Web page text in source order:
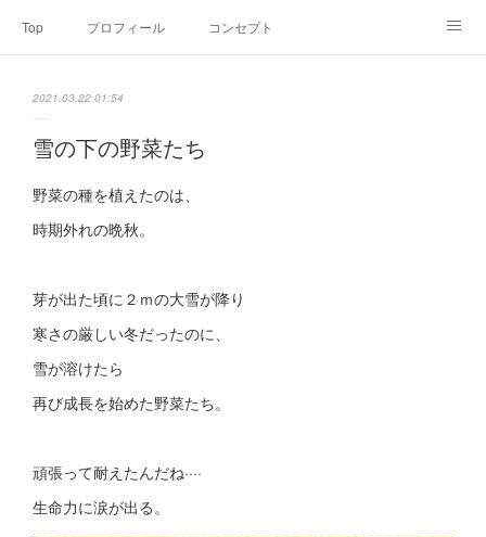
Top プロフィール コンセプト
SNS
2021.03.22 01:54
雪の下の野菜たち
野菜の種を植えたのは、
時期外れの晩秋。
芽が出た頃に２ｍの大雪が降り
寒さの厳しい冬だったのに、
雪が溶けたら
再び成長を始めた野菜たち。
頑張って耐えたんだね····
生命力に涙が出る。